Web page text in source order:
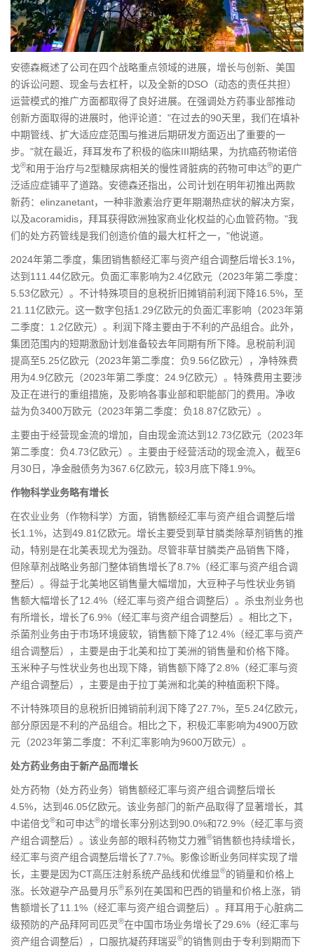
安德森概述了公司在四个战略重点领域的进展，增长与创新、美国
的诉讼问题、现金与去杠杆，以及全新的DSO（动态的责任共担）
运营模式的推广方面都取得了良好进展。在强调处方药事业部推动
创新方面取得的进展时，他评论道："在过去的90天里，我们在填补
中期管线、扩大适应症范围与推进后期研发方面迈出了重要的一
步。"就在最近，拜耳发布了积极的临床III期结果，为抗癌药物诺倍
戈®和用于治疗与2型糖尿病相关的慢性肾脏病的药物可申达®的更广
泛适应症铺平了道路。安德森还指出，公司计划在明年初推出两款
新药：elinzanetant，一种非激素治疗更年期潮热症状的解决方案，
以及acoramidis，拜耳获得欧洲独家商业化权益的心血管药物。"我
们的处方药管线是我们创造价值的最大杠杆之一，"他说道。
2024年第二季度，集团销售额经汇率与资产组合调整后增长3.1%，
达到111.44亿欧元。负面汇率影响为2.4亿欧元（2023年第二季度：
5.53亿欧元）。不计特殊项目的息税折旧摊销前利润下降16.5%，至
21.11亿欧元。这一数字包括1.29亿欧元的负面汇率影响（2023年第
二季度：1.2亿欧元）。利润下降主要由于不利的产品组合。此外，
集团范围内的短期激励计划准备较去年同期有所下降。息税前利润
提高至5.25亿欧元（2023年第二季度：负9.56亿欧元），净特殊费
用为4.9亿欧元（2023年第二季度：24.9亿欧元）。特殊费用主要涉
及正在进行的重组措施，及影响各事业部和职能部门的费用。净收
益为负3400万欧元（2023年第二季度：负18.87亿欧元）。
主要由于经营现金流的增加，自由现金流达到12.73亿欧元（2023年
第二季度：负4.73亿欧元）。主要由于经营活动的现金流入，截至6
月30日，净金融债务为367.6亿欧元，较3月底下降1.9%。
作物科学业务略有增长
在农业业务（作物科学）方面，销售额经汇率与资产组合调整后增
长1.1%，达到49.81亿欧元。增长主要受到草甘膦类除草剂销售的推
动，特别是在北美表现尤为强劲。尽管非草甘膦类产品销售下降，
但除草剂战略业务部门整体销售增长了8.7%（经汇率与资产组合调
整后）。得益于北美地区销售量大幅增加，大豆种子与性状业务销
售额大幅增长了12.4%（经汇率与资产组合调整后）。杀虫剂业务也
有所增长，增长了6.9%（经汇率与资产组合调整后）。相比之下，
杀菌剂业务由于市场环境疲软，销售额下降了12.4%（经汇率与资产
组合调整后），主要是由于北美和拉丁美洲的销售量和价格下降。
玉米种子与性状业务也出现下降，销售额下降了2.8%（经汇率与资
产组合调整后），主要是由于拉丁美洲和北美的种植面积下降。
不计特殊项目的息税折旧摊销前利润下降了27.7%，至5.24亿欧元，
部分原因是不利的产品组合。相比之下，积极汇率影响为4900万欧
元（2023年第二季度：不利汇率影响为9600万欧元）。
处方药业务由于新产品而增长
处方药物（处方药业务）销售额经汇率与资产组合调整后增长
4.5%，达到46.05亿欧元。该业务部门的新产品取得了显著增长，其
中诺倍戈®和可申达®的增长率分别达到90.0%和72.9%（经汇率与资
产组合调整后）。该业务部的眼科药物艾力雅®销售额也持续增长，
经汇率与资产组合调整后增长了7.7%。影像诊断业务同样实现了增
长，主要是因为CT高压注射系统产品线和优维显®的销量和价格上
涨。长效避孕产品曼月乐®系列在美国和巴西的销量和价格上涨，销
售额增长了11.1%（经汇率与资产组合调整后）。拜耳用于心脏病二
级预防的产品拜阿司匹灵®在中国市场业务增长了29.6%（经汇率与
资产组合调整后），口服抗凝药拜瑞妥®的销售则由于专利到期而下